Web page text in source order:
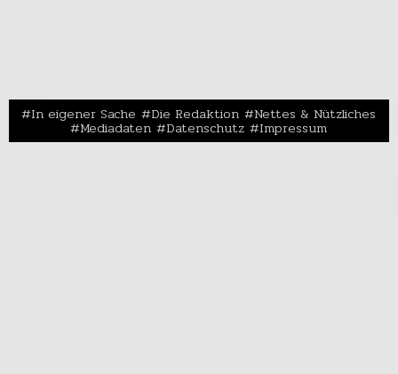
In eigener Sache Die Redaktion Nettes & Nützliches
Mediadaten Datenschutz Impressum